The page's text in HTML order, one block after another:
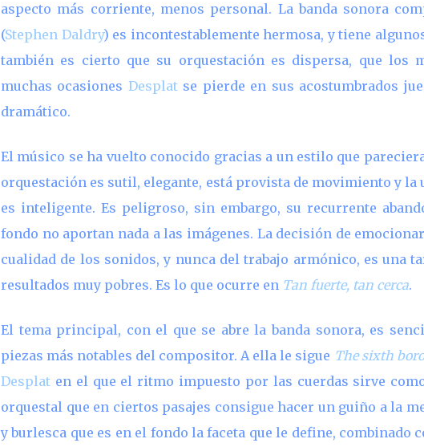
aspecto más corriente, menos personal. La banda sonora
(Stephen Daldry) es incontestablemente hermosa, y tiene
también es cierto que su orquestación es dispersa, que los
muchas ocasiones Desplatse pierde en sus acostumbrados
dramático.
El músico se ha vuelto conocido gracias a un estilo que
orquestación es sutil, elegante, está provista de movimiento y
es inteligente. Es peligroso, sin embargo, su recurrente
fondo no aportan nada a las imágenes. La decisión de
cualidad de los sonidos, y nunca del trabajo armónico, es una
resultados muy pobres. Es lo que ocurre en Tan fuerte, tan cerca.
El tema principal, con el que se abre la banda sonora, es
piezas más notables del compositor. A ella le sigue The sixth
Desplat en el que el ritmo impuesto por las cuerdas sirve
orquestal que en ciertos pasajes consigue hacer un guiño a la
y burlesca que es en el fondo la faceta que le define, combinado